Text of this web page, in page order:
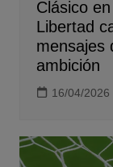
Clásico
Libertad
mensajes
ambición
16/04/2026